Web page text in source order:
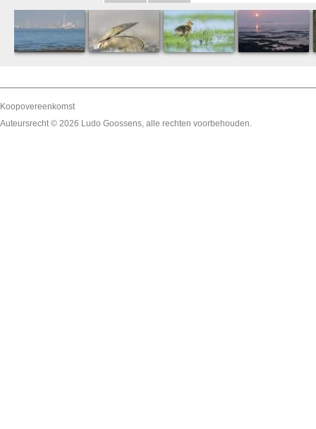
Koopovereenkomst
Auteursrecht © 2026 Ludo Goossens, alle rechten voorbehouden.